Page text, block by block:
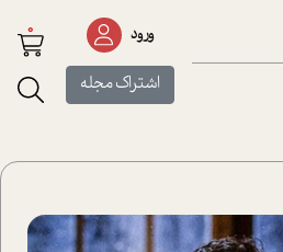
ورود
اشتراک مجله
0